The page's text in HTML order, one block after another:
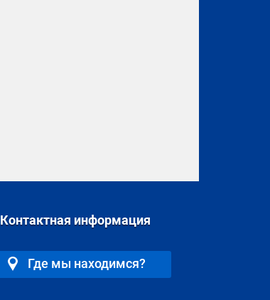
Контактная информация
Где мы находимся?